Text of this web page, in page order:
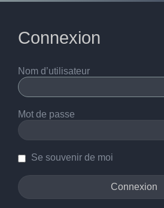
Connexion
Nom d’utilisateur
Mot de passe
Se souvenir de moi